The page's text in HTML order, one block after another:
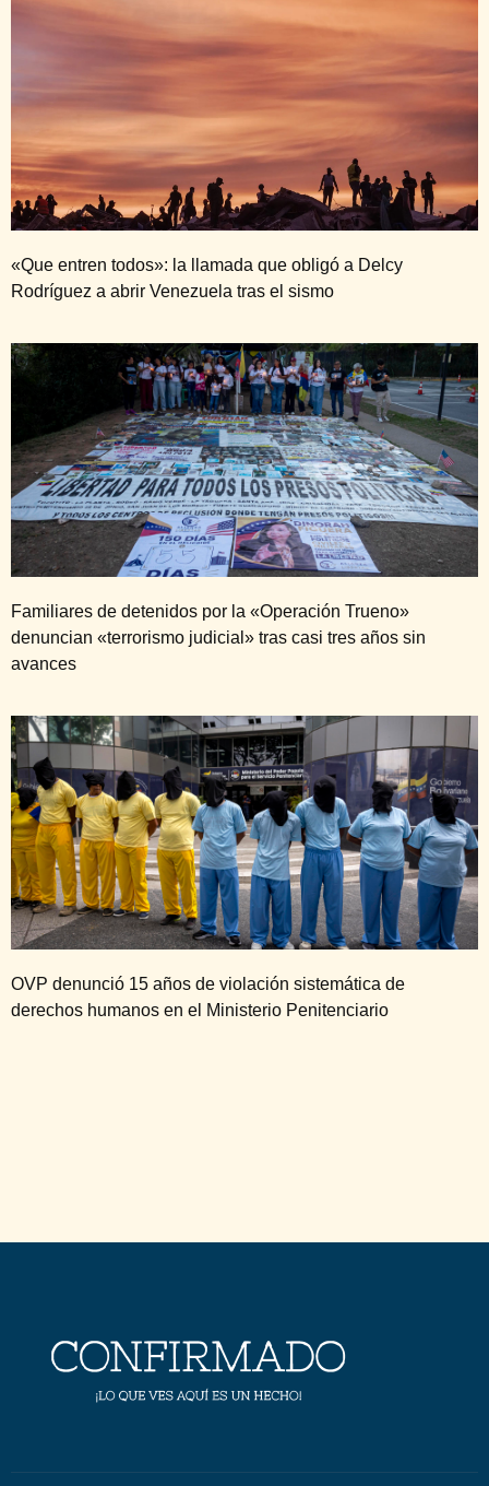
«Que entren todos»: la llamada que obligó a Delcy
Rodríguez a abrir Venezuela tras el sismo
Familiares de detenidos por la «Operación Trueno»
denuncian «terrorismo judicial» tras casi tres años sin
avances
OVP denunció 15 años de violación sistemática de
derechos humanos en el Ministerio Penitenciario